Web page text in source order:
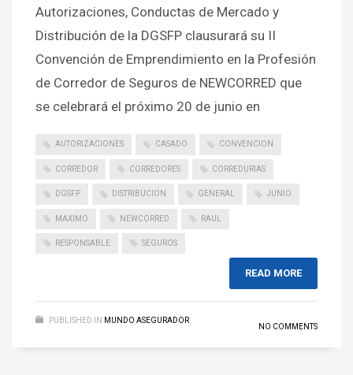
Autorizaciones, Conductas de Mercado y
Distribución de la DGSFP clausurará su II
Convención de Emprendimiento en la Profesión
de Corredor de Seguros de NEWCORRED que
se celebrará el próximo 20 de junio en
AUTORIZACIONES CASADO CONVENCION
CORREDOR CORREDORES CORREDURIAS
DGSFP DISTRIBUCION GENERAL JUNIO
MAXIMO NEWCORRED RAUL
RESPONSABLE SEGUROS
READ MORE
PUBLISHED IN MUNDO ASEGURADOR
NO COMMENTS